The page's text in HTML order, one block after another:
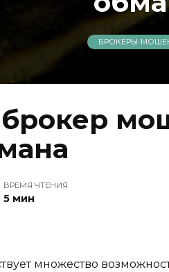
БРОКЕРЫ-
ВРЕМЯ ЧТЕНИЯ
5 мин
множество